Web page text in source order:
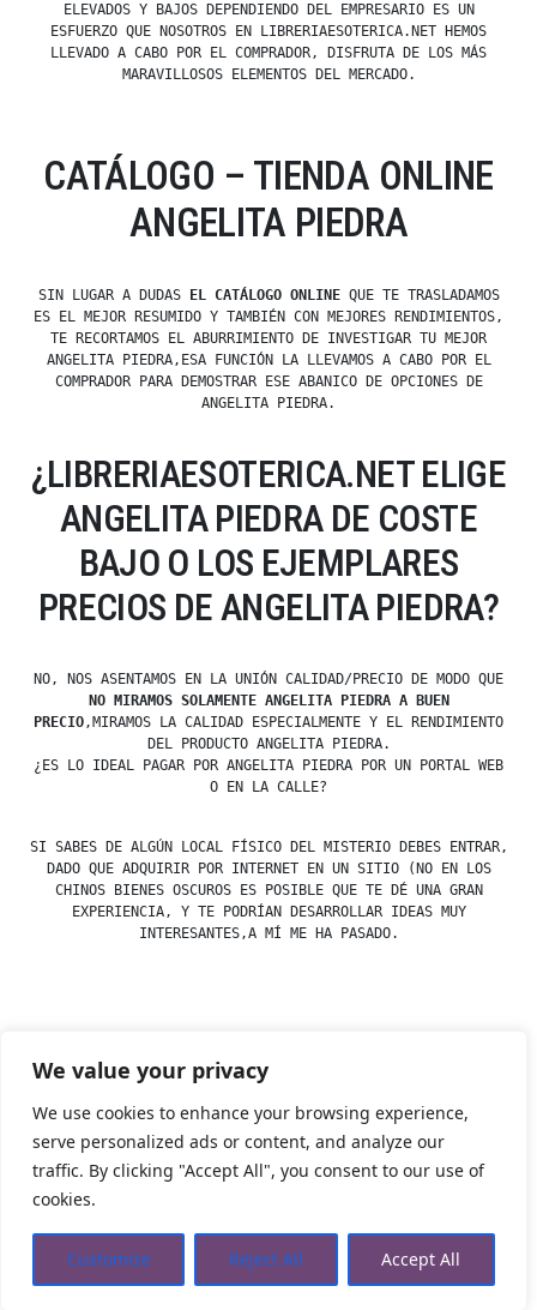
We value your privacy
We use cookies to enhance your browsing experience,
serve personalized ads or content, and analyze our
traffic. By clicking "Accept All", you consent to our use of
cookies.
Customize Reject All Accept All
ELEVADOS Y BAJOS DEPENDIENDO DEL EMPRESARIO ES UN
ESFUERZO QUE NOSOTROS EN LIBRERIAESOTERICA.NET HEMOS
LLEVADO A CABO POR EL COMPRADOR, DISFRUTA DE LOS MÁS
MARAVILLOSOS ELEMENTOS DEL MERCADO.
CATÁLOGO – TIENDA ONLINE
ANGELITA PIEDRA
SIN LUGAR A DUDAS EL CATÁLOGO ONLINEQUE TE TRASLADAMOS
ES EL MEJOR RESUMIDO Y TAMBIÉN CON MEJORES RENDIMIENTOS,
TE RECORTAMOS EL ABURRIMIENTO DE INVESTIGAR TU MEJOR
ANGELITA PIEDRA,ESA FUNCIÓN LA LLEVAMOS A CABO POR EL
COMPRADOR PARA DEMOSTRAR ESE ABANICO DE OPCIONES DE
ANGELITA PIEDRA.
¿LIBRERIAESOTERICA.NET ELIGE
ANGELITA PIEDRA DE COSTE
BAJO O LOS EJEMPLARES
PRECIOS DE ANGELITA PIEDRA?
NO, NOS ASENTAMOS EN LA UNIÓN CALIDAD/PRECIO DE MODO QUE
NO MIRAMOS SOLAMENTE ANGELITA PIEDRA A BUEN
PRECIO,MIRAMOS LA CALIDAD ESPECIALMENTE Y EL RENDIMIENTO
DEL PRODUCTO ANGELITA PIEDRA.
¿ES LO IDEAL PAGAR POR ANGELITA PIEDRA POR UN PORTAL WEB
O EN LA CALLE?
SI SABES DE ALGÚN LOCAL FÍSICO DEL MISTERIO DEBES ENTRAR,
DADO QUE ADQUIRIR POR INTERNET EN UN SITIO (NO EN LOS
CHINOS BIENES OSCUROS ES POSIBLE QUE TE DÉ UNA GRAN
EXPERIENCIA, Y TE PODRÍAN DESARROLLAR IDEAS MUY
INTERESANTES,A MÍ ME HA PASADO.
by
Posted
Ángeles,Piedras
Tienda Esotérica Online – Librería Esotérica,Proudly
powered by WordPress.
Privacidad
Aviso Legal Cookies Web